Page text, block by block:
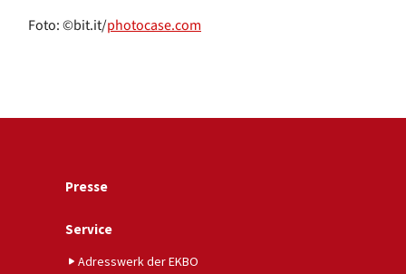
Foto: ©bit.it/photocase.com
Presse
Service
Adresswerk der EKBO